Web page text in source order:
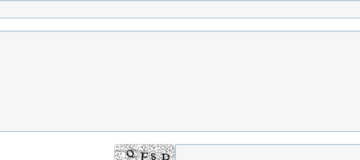
یک سلسله |
شاه در ایران
ریشه‌های عزاداری ماه محرم در فرهنگ
عزاداری ماه